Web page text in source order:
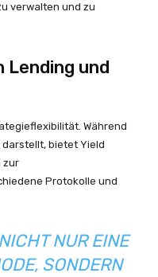
verwalten und zu
Lending und
Während
bietet Yield
zur
Protokolle und
NUR EINE
SONDERN